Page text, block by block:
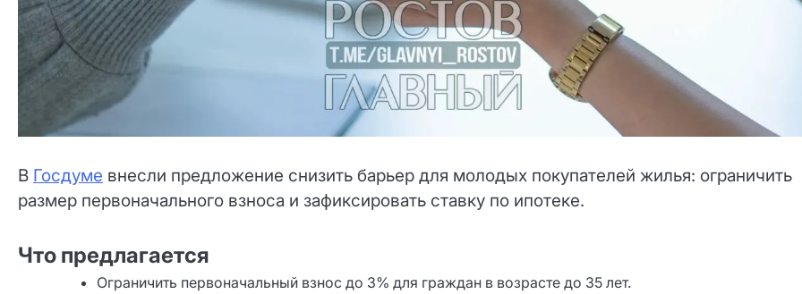
В Госдуме внесли предложение снизить барьер для молодых покупателей жилья: ограничить
размер первоначального взноса и зафиксировать ставку по ипотеке.
Что предлагается
Ограничить первоначальный взнос до 3% для граждан в возрасте до 35 лет.